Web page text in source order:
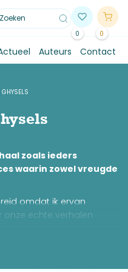
0 0
Auteurs Contact
zoals ieders
waarin zowel vreugde
omdat ik ervan
echte verhalen
dat dit bijdraagt aan
tussen mensen
tegen en zijn tegelijk